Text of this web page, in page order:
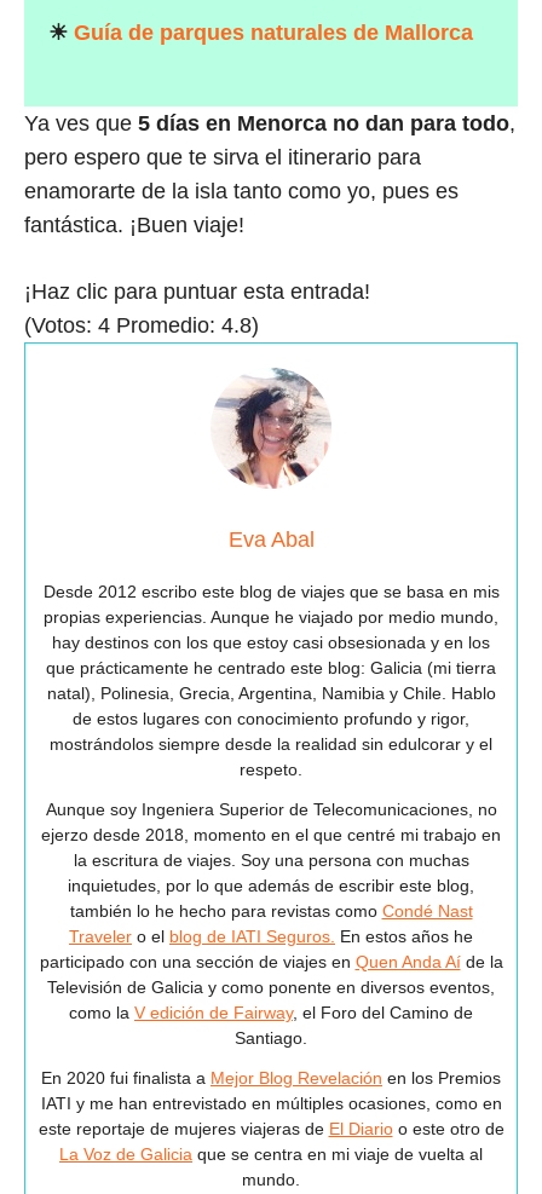
☀ Guía de parques naturales de Mallorca
Ya ves que 5 días en Menorca no dan para todo,
pero espero que te sirva el itinerario para
enamorarte de la isla tanto como yo, pues es
fantástica. ¡Buen viaje!
¡Haz clic para puntuar esta entrada!
(Votos: 4 Promedio: 4.8)
Eva Abal
Desde 2012 escribo este blog de viajes que se basa en mis
propias experiencias. Aunque he viajado por medio mundo,
hay destinos con los que estoy casi obsesionada y en los
que prácticamente he centrado este blog: Galicia (mi tierra
natal), Polinesia, Grecia, Argentina, Namibia y Chile. Hablo
de estos lugares con conocimiento profundo y rigor,
mostrándolos siempre desde la realidad sin edulcorar y el
respeto.
Aunque soy Ingeniera Superior de Telecomunicaciones, no
ejerzo desde 2018, momento en el que centré mi trabajo en
la escritura de viajes. Soy una persona con muchas
inquietudes, por lo que además de escribir este blog,
también lo he hecho para revistas como Condé Nast
Traveler o el blog de IATI Seguros. En estos años he
participado con una sección de viajes en Quen Anda Aíde la
Televisión de Galicia y como ponente en diversos eventos,
como la V edición de Fairway, el Foro del Camino de
Santiago.
En 2020 fui finalista a Mejor Blog Revelación en los Premios
IATI y me han entrevistado en múltiples ocasiones, como en
este reportaje de mujeres viajeras de El Diarioo este otro de
La Voz de Galicia que se centra en mi viaje de vuelta al
mundo.